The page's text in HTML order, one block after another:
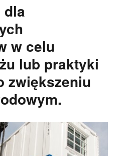
dla
w celu
lub praktyki
zwiększeniu